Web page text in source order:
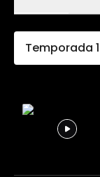
Temporada 1